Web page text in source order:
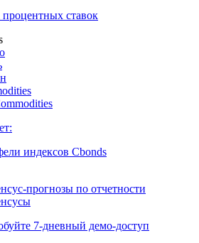
ставок
индексов Cbonds